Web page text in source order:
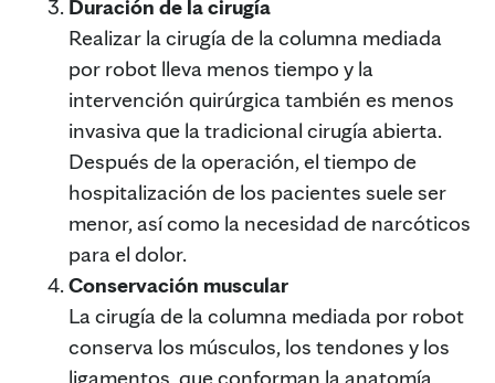
Duración de la cirugía
Realizar la cirugía de la columna mediada
por robot lleva menos tiempo y la
intervención quirúrgica también es menos
invasiva que la tradicional cirugía abierta.
Después de la operación, el tiempo de
hospitalización de los pacientes suele ser
menor, así como la necesidad de narcóticos
para el dolor.
Conservación muscular
La cirugía de la columna mediada por robot
conserva los músculos, los tendones y los
ligamentos, que conforman la anatomía